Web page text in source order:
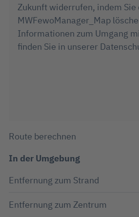
Zukunft widerrufen, indem Sie
MWFewoManager_Map
Informationen zum Umgang
finden Sie in unserer
Route berechnen
In der Umgebung
Entfernung zum Strand
Entfernung zum Zentrum